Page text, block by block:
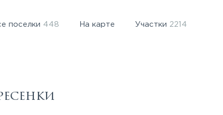
поселки 448 На карте Участки 2214